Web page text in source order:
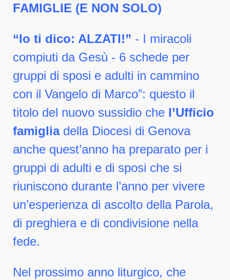
FAMIGLIE (E NON SOLO)
“Io ti dico: ALZATI!” - I miracoli
compiuti da Gesù - 6 schede per
gruppi di sposi e adulti in cammino
con il Vangelo di Marco”: questo il
titolo del nuovo sussidio che l’Ufficio
famigliadella Diocesi di Genova
anche quest’anno ha preparato per i
gruppi di adulti e di sposi che si
riuniscono durante l’anno per vivere
un’esperienza di ascolto della Parola,
di preghiera e di condivisione nella
fede.
Nel prossimo anno liturgico, che